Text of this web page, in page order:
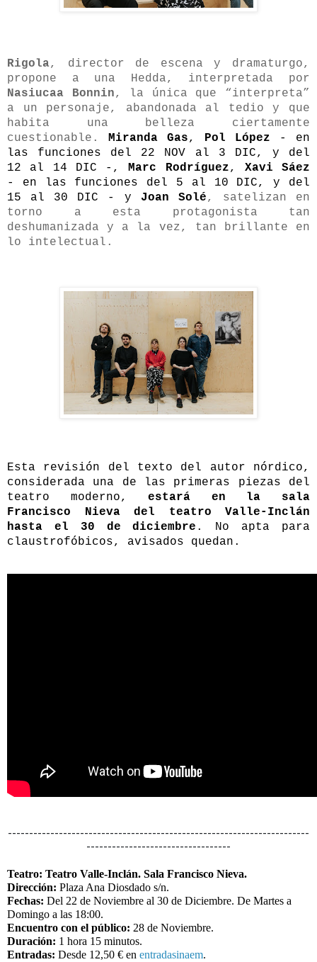
Rigola, director de escena y dramaturgo,
propone a una Hedda, interpretada por
Nasiucaa Bonnin, la única que “interpreta”
a un personaje, abandonada al tedio y que
habita una belleza ciertamente
cuestionable. Miranda Gas, Pol López - en
las funciones del 22 NOV al 3 DIC, y del
12 al 14 DIC -,Marc Rodríguez, Xavi Sáez
- en las funciones del 5 al 10 DIC, y del
15 al 30 DIC - y Joan Solé, satelizan en
torno a esta protagonista tan
deshumanizada y a la vez, tan brillante en
lo intelectual.
Esta revisión del texto del autor nórdico,
considerada una de las primeras piezas del
teatro moderno,estará en la sala
Francisco Nieva del teatro Valle-Inclán
hasta el 30 de diciembre . No apta para
claustrofóbicos, avisados quedan.
-----------------------------------------------------------------------
----------------------------------
Teatro: Teatro Valle-Inclán. Sala Francisco Nieva.
Dirección: Plaza Ana Diosdado s/n.
Fechas: Del 22 de Noviembre al 30 de Diciembre. De Martes a
Domingo a las 18:00.
Encuentro con el público: 28 de Noviembre.
Duración: 1 hora 15 minutos.
Entradas: Desde 12,50 € en entradasinaem.